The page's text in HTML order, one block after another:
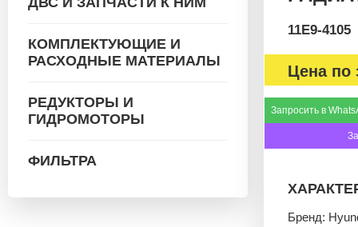
КОМПЛЕКТУЮЩИЕ И
РАСХОДНЫЕ МАТЕРИАЛЫ
РЕДУКТОРЫ И
ГИДРОМОТОРЫ
ФИЛЬТРА
11E9-4105
Цена по
Запросить в
Бренд: